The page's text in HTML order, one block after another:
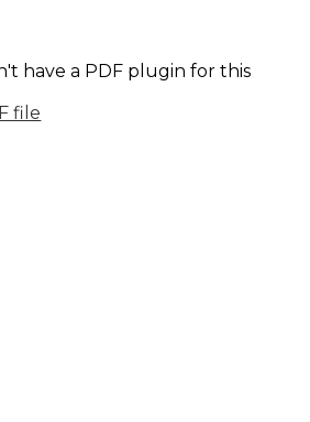
have a PDF plugin for this
file